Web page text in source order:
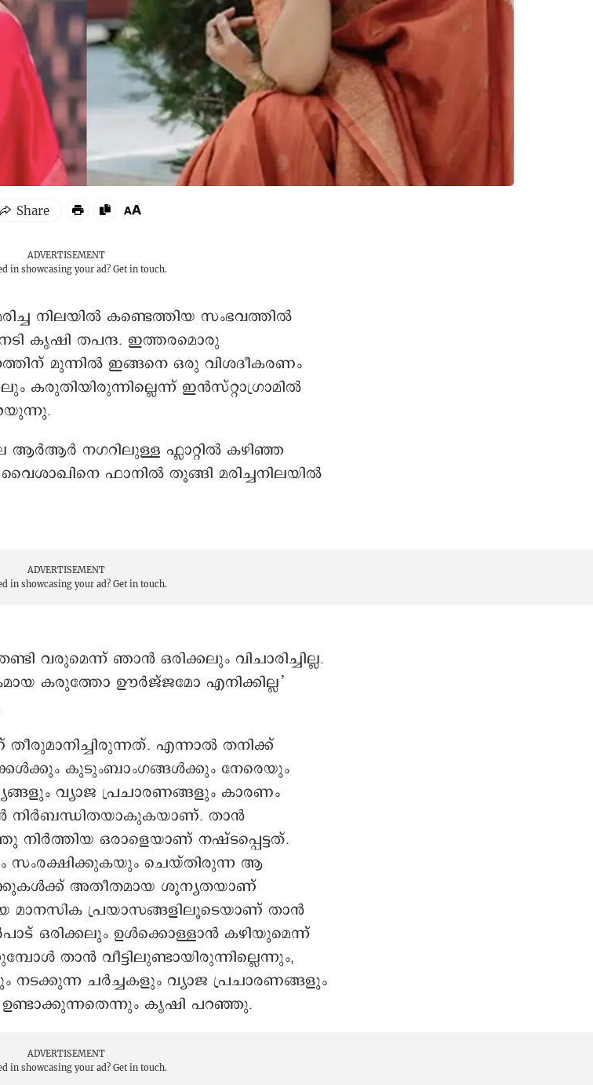
ADVERTISEMENT
in showcasing your ad? Get in touch.
നിലയിൽ കണ്ടെത്തിയ സംഭവത്തില്‍
കൃഷി തപന്ദ. ഇത്തരമൊരു
മുന്നിൽ ഇങ്ങനെ ഒരു വിശദീകരണം
കരുതിയിരുന്നില്ലെന്ന് ഇൻസ്റ്റാഗ്രാമിൽ
നഗറിലുള്ള ഫ്ലാറ്റില്‍ കഴിഞ്ഞ
ഫാനില്‍ തൂങ്ങി മരിച്ചനിലയില്‍
ADVERTISEMENT
in showcasing your ad? Get in touch.
വരുമെന്ന് ഞാൻ ഒരിക്കലും വിചാരിച്ചില്ല.
കരുത്തോ ഊർജ്ജമോ എനിക്കില്ല’
എന്നാല്‍ തനിക്ക്
കുടുംബാംഗങ്ങൾക്കും നേരെയും
വ്യാജ പ്രചാരണങ്ങളും കാരണം
നിർബന്ധിതയാകുകയാണ്. താന്‍
ഒരാളെയാണ് നഷ്ടപ്പെട്ടത്.
സംരക്ഷിക്കുകയും ചെയ്തിരുന്ന ആ
അതീതമായ ശൂന്യതയാണ്
മാനസിക പ്രയാസങ്ങളിലൂടെയാണ് താൻ
ഒരിക്കലും ഉൾക്കൊള്ളാൻ കഴിയുമെന്ന്
താൻ വീട്ടിലുണ്ടായിരുന്നില്ലെന്നും,
നടക്കുന്ന ചർച്ചകളും വ്യാജ പ്രചാരണങ്ങളും
കൃഷി പറഞ്ഞു.
ADVERTISEMENT
in showcasing your ad? Get in touch.